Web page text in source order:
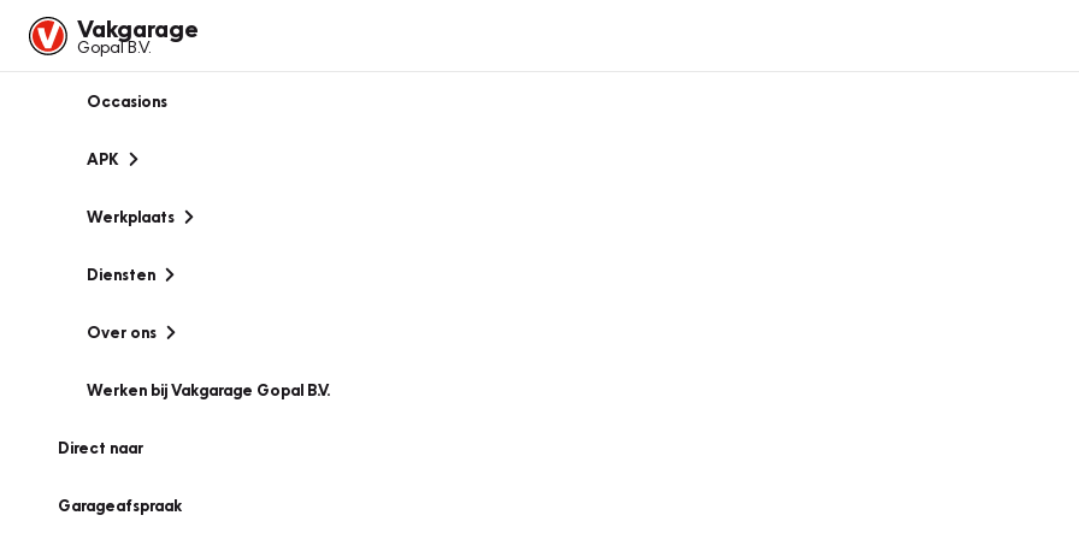
Vakgarage
Gopal B.V.
Occasions
APK
Werkplaats
Diensten
Over ons
Werken bij Vakgarage Gopal B.V.
Direct naar
Garageafspraak